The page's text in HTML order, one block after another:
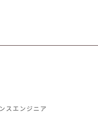
スエンジニア